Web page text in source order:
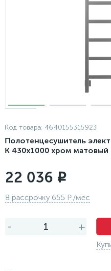
Код товара: 4640155315923
Полотенцесушитель
K 430х1000 хром матовый
22 036 i
В рассрочку 655 Р./мес
- +